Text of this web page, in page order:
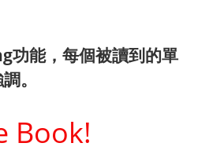
功能，每個被讀到的單
。
Book!​